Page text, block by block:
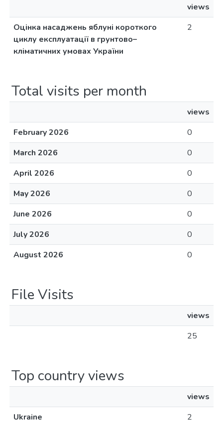
views
Оцінка насаджень яблуні короткого
циклу експлуатації в грунтово–
кліматичних умовах України
2
Total visits per month
views
February 2026
0
March 2026
0
April 2026
0
May 2026
0
June 2026
0
July 2026
0
August 2026
0
File Visits
views
25
Top country views
views
Ukraine
2